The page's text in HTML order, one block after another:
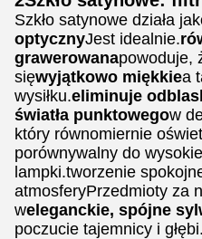
Szkło satynowe działa
optycznyJest idealnie.
grawerowanapowoduje,
sięwyjątkowo miękkiea
wysiłku.eliminuje
światła punktowegow
który równomiernie
porównywalny do
lampki.tworzenie
atmosferyPrzedmioty za
weleganckie, spójne
poczucie tajemnicy i głębi.